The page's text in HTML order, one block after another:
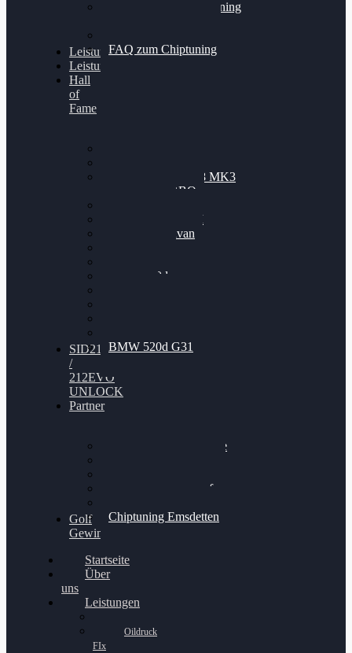
Professionelles Chiptuning
FAQ zum Chiptuning
Leistungsmessung
Leistungsprüfstand
Hall
of
Fame
Nissan GT-R35 3.8 MK3
V6 TWINTURBO
VW Passat 2.0TDI
VW T6 Multivan
BMW 120d
BMW 520d G31
SID212
/
212EVO
UNLOCK
Partner
Bilgenroth Performance
Chiptuning Schüttorf
Chiptuning Emsdetten
Golf
Gewinnspiel
Startseite
Über
uns
Leistungen
Oildruck
FIx